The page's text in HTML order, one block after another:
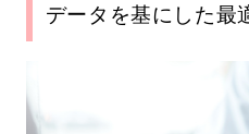
データを基にした最